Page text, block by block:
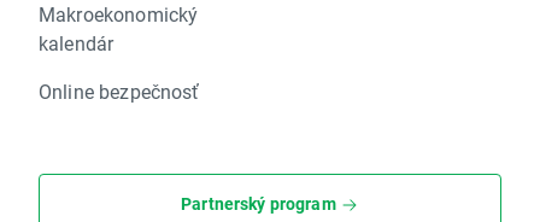
Makroekonomický
kalendár
Online bezpečnosť
Partnerský program